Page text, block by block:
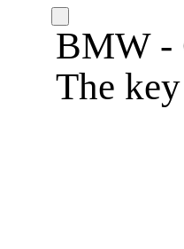
BMW -
The